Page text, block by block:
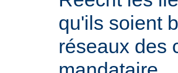
qu'ils soient
réseaux des